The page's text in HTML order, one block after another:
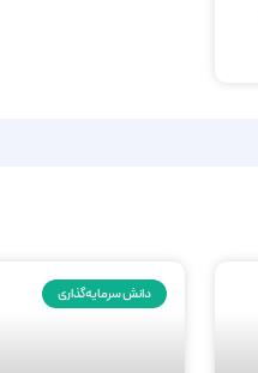
دانش سرمایه‌گذاری